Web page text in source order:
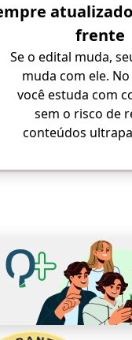
frente
Se o edital muda,
muda com ele.
você estuda com
sem o risco de
conteúdos